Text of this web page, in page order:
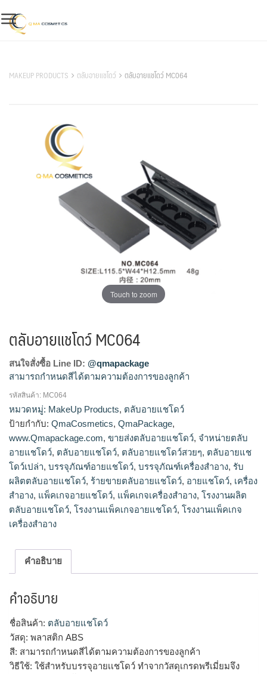
to
content
MAKEUP PRODUCTS ตลับอายแชโดว์ ตลับอายแชโดว์ MC064
Touch to zoom
ตลับอายแชโดว์ MC064
สนใจสั่งซื้อ Line ID: @qmapackage
สามารถกำหนดสีได้ตามความต้องการของลูกค้า
โรงงานผลิตตลับอายแชโดว์,รับผลิตตลับอายแชโดว์,ขายส่งตลับ
อายแชโดว์,จำหน่ายตลับอายแชโดว์,ร้ายขายตลับอายแช
โดว์,ตลับอายแชโดว์สวยๆ,ตลับอายแชโดว์เปล่า
รหัสสินค้า: MC064
หมวดหมู่: MakeUp Products, ตลับอายแชโดว์
ป้ายกำกับ: QmaCosmetics, QmaPackage,
www.Qmapackage.com, ขายส่งตลับอายแชโดว์, จำหน่ายตลับ
อายแชโดว์, ตลับอายแชโดว์, ตลับอายแชโดว์สวยๆ, ตลับอายแช
โดว์เปล่า, บรรจุภัณฑ์อายแชโดว์, บรรจุภัณฑ์เครื่องสำอาง, รับ
ผลิตตลับอายแชโดว์, ร้ายขายตลับอายแชโดว์, อายแชโดว์, เครื่อง
สำอาง, แพ็คเกจอายแชโดว์, แพ็คเกจเครื่องสำอาง, โรงงานผลิต
ตลับอายแชโดว์, โรงงานแพ็คเกจอายแชโดว์, โรงงานแพ็คเกจ
เครื่องสำอาง
คำอธิบาย
คำอธิบาย
ชื่อสินค้า: ตลับอายแชโดว์
วัสดุ: พลาสติก ABS
สี: สามารถกำหนดสีได้ตามความต้องการของลูกค้า
วิธีใช้: ใช้สำหรับบรรจุอายเเชโดว์ ทำจากวัสดุเกรดพรีเมี่ยมจึง